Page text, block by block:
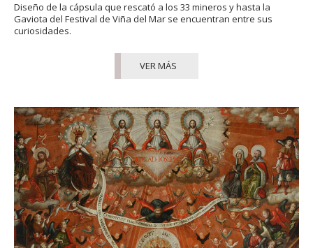
Diseño de la cápsula que rescató a los 33 mineros y hasta la
Gaviota del Festival de Viña del Mar se encuentran entre sus
curiosidades.
VER MÁS